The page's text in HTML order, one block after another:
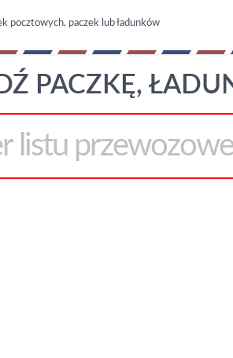
pocztowych, paczek lub ładunków
PACZKĘ,